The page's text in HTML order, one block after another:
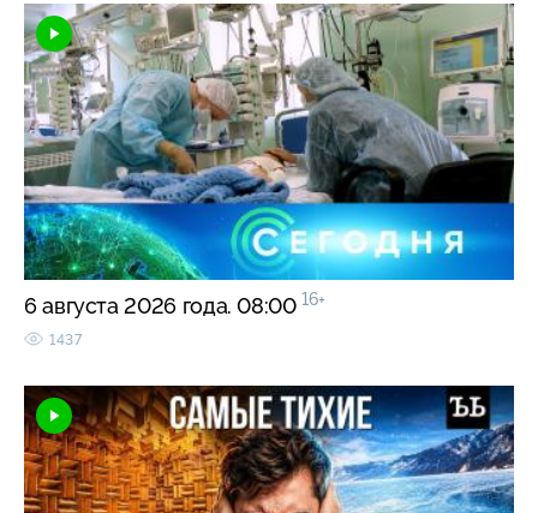
6 августа 2026 года. 08:00 16+
1437